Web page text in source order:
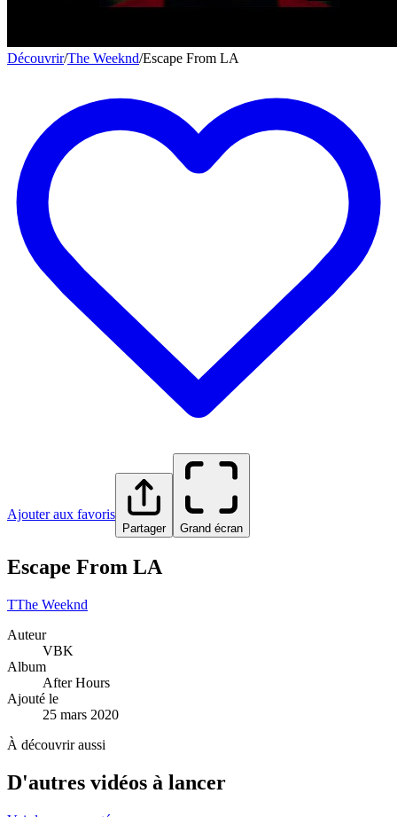
Découvrir/The Weeknd/Escape From LA
Ajouter aux favoris
Partager Grand écran
Escape From LA
TThe Weeknd
Auteur
VBK
Album
After Hours
Ajouté le
25 mars 2020
À découvrir aussi
D'autres vidéos à lancer